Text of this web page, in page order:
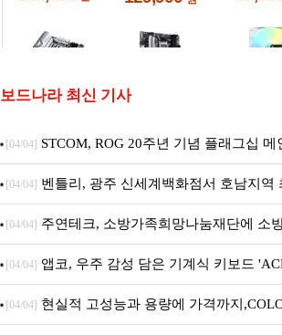
보드나라 최신 기사
[04/04] STCOM, ROG 20주년 기념 플래그십 메
Crosshair X870E EDITION 20 국내 출시 예정
[04/04] 벤틀리, 광주 신세계백화점서 호남지역
픈
[04/04] 주연테크, 소방가족희망나눔재단에 소
니터·스마트 펫 침대 기부
[04/04] 앱코, 우주 감성 담은 기계식 키보드
브랜드데이 기획전 진행
[04/04] 현실적 고성능과 용량에 가격까지